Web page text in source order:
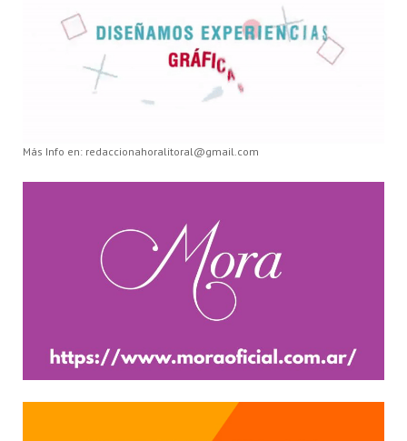
Más Info en: redaccionahoralitoral@gmail.com